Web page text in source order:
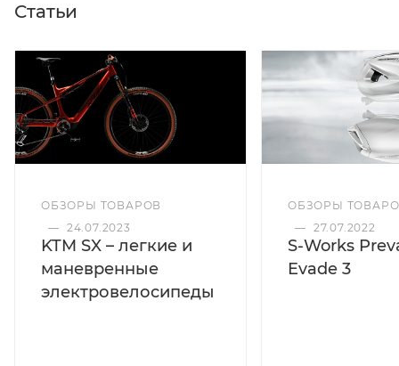
Статьи
ОБЗОРЫ ТОВАРОВ
— 24.07.2023
KTM SX – легкие и
маневренные
электровелосипеды
ОБЗОРЫ
— 27.07.2022
S-Works
Evade 3